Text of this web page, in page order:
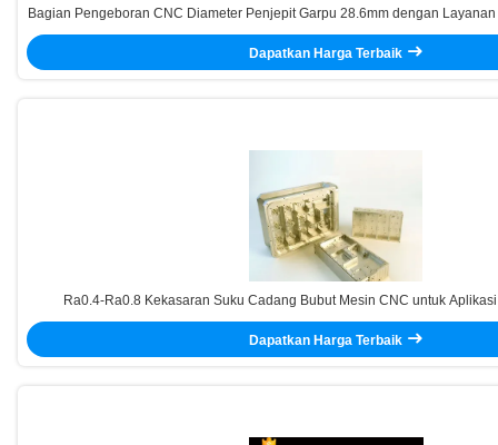
Bagian Pengeboran CNC Diameter Penjepit Garpu 28.6mm dengan
4 Axis Opsional dan Pengalaman 10 Tahun
Dapatkan Harga Terbaik
Ra0.4-Ra0.8 Kekasaran Suku Cadang Bubut Mesin CNC untuk
Pembubutan
Dapatkan Harga Terbaik